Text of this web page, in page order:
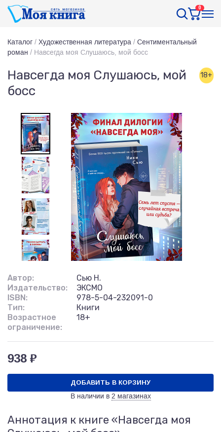
0
Каталог / Художественная литература / Сентиментальный
роман / Навсегда моя Слушаюсь, мой босс
Навсегда моя Слушаюсь, мой
босс
18+
Автор:
Сью Н.
Издательство:
ЭКСМО
ISBN:
978-5-04-232091-0
Тип:
Книги
Возрастное
ограничение:
18+
938 ₽
ДОБАВИТЬ В КОРЗИНУ
В наличии в 2 магазинах
Аннотация к книге «Навсегда моя